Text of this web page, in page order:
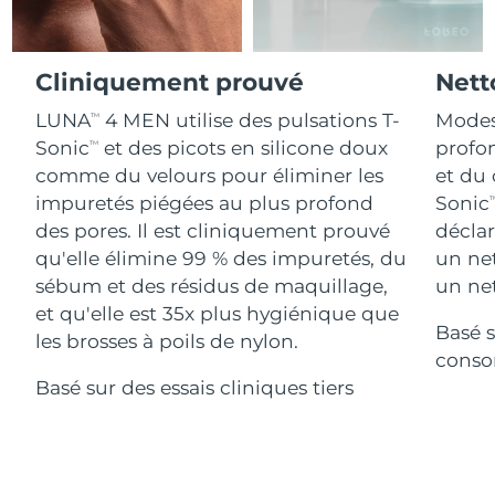
Cliniquement prouvé
LUNATM
4 MEN utilise des pulsations T-
SonicTM
et des picots en silicone doux
comme du velours pour éliminer les
impuretés piégées au plus profond
des pores. Il est cliniquement prouvé
qu'elle élimine 99 % des impuretés, du
sébum et des résidus de maquillage,
et qu'elle est 35x plus hygiénique que
les brosses à poils de nylon.
Basé sur des essais cliniques tiers
et du
Sonic
un
un
Basé
For healthy hair
18% PAP
Cosmétiques
Acheter tout
FOREO APP
À PROPROS
Israël 8/14/26
Italie Livraison estimée 8/10/26
Japon Livraison estimée 8/13/26
Jersey Livraison estimée 8/15/26
Kazakhstan Livraison estimée 8/12/26
Koweït Livraison estimée 8/10/26
Lettonie Livraison estimée 8/10/26
Liban Livraison estimée